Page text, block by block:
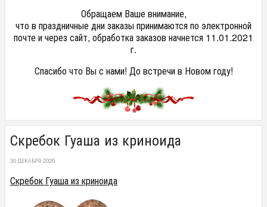
Обращаем Ваше внимание,
что в праздничные дни заказы принимаются по электронной
почте и через сайт, обработка заказов начнется 11.01.2021
г.
Спасибо что Вы с нами! До встречи в Новом году!
Скребок Гуаша из криноида
30 ДЕКАБРЯ 2020
Скребок Гуаша из криноида